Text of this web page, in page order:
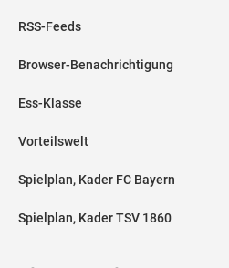
RSS-Feeds
Browser-Benachrichtigung
Ess-Klasse
Vorteilswelt
Spielplan, Kader FC Bayern
Spielplan, Kader TSV 1860